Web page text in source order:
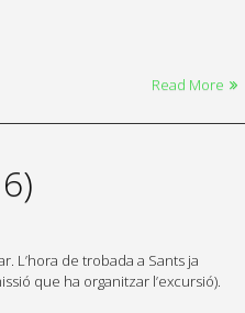
Read More
L’hora de trobada a Sants ja
que ha organitzar l’excursió).